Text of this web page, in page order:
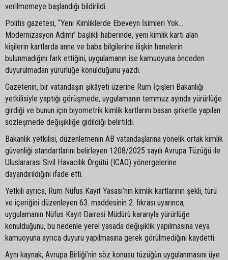
verilmemeye başlandığı bildirildi.
Politis gazetesi, “Yeni Kimliklerde Ebeveyn İsimleri Yok…
Modernizasyon Adımı” başlıklı haberinde, yeni kimlik kartı alan
kişilerin kartlarda anne ve baba bilgilerine ilişkin hanelerin
bulunmadığını fark ettiğini, uygulamanın ise kamuoyuna önceden
duyurulmadan yürürlüğe konulduğunu yazdı.
Gazetenin, bir vatandaşın şikâyeti üzerine Rum İçişleri Bakanlığı
yetkilisiyle yaptığı görüşmede, uygulamanın temmuz ayında yürürlüğe
girdiği ve bunun için biyometrik kimlik kartlarını basan şirketle yapılan
sözleşmede değişikliğe gidildiği belirtildi.
Bakanlık yetkilisi, düzenlemenin AB vatandaşlarına yönelik ortak kimlik
güvenliği standartlarını belirleyen 1208/2025 sayılı Avrupa Tüzüğü ile
Uluslararası Sivil Havacılık Örgütü (ICAO) yönergelerine
dayandırıldığını ifade etti.
Yetkili ayrıca, Rum Nüfus Kayıt Yasası’nın kimlik kartlarının şekli, türü
ve içeriğini düzenleyen 63. maddesinin 2. fıkrası uyarınca,
uygulamanın Nüfus Kayıt Dairesi Müdürü kararıyla yürürlüğe
konulduğunu, bu nedenle yerel yasada değişiklik yapılmasına veya
kamuoyuna ayrıca duyuru yapılmasına gerek görülmediğini kaydetti.
Aynı kaynak, Avrupa Birliği’nin söz konusu tüzüğün uygulanmasını üye